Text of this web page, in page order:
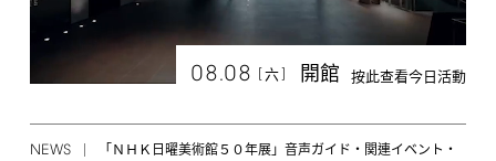
08.08 [六] 開館 按此查看今日活動
NEWS
「ＮＨＫ日曜美術館５０年展」音声ガイド・関連イベント・